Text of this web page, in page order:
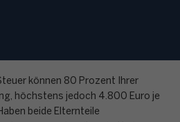
können 80 Prozent Ihrer
höchstens jedoch 4.800 Euro je
beide Elternteile